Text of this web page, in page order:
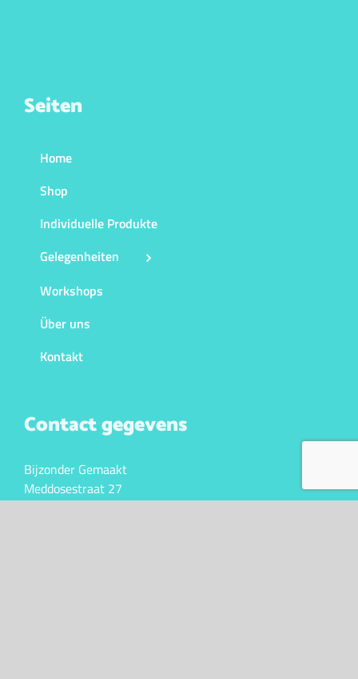
Seiten
Home
Shop
Individuelle Produkte
Gelegenheiten
Workshops
Über uns
Kontakt
Contact gegevens
Bijzonder Gemaakt
Meddosestraat 27